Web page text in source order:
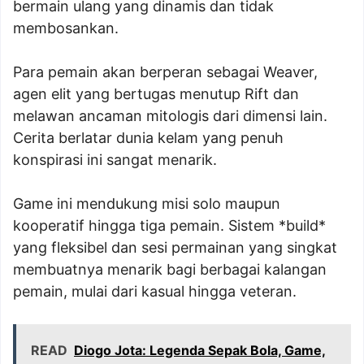
bermain ulang yang dinamis dan tidak
membosankan.
Para pemain akan berperan sebagai Weaver,
agen elit yang bertugas menutup Rift dan
melawan ancaman mitologis dari dimensi lain.
Cerita berlatar dunia kelam yang penuh
konspirasi ini sangat menarik.
Game ini mendukung misi solo maupun
kooperatif hingga tiga pemain. Sistem *build*
yang fleksibel dan sesi permainan yang singkat
membuatnya menarik bagi berbagai kalangan
pemain, mulai dari kasual hingga veteran.
READ Diogo Jota: Legenda Sepak Bola, Game,